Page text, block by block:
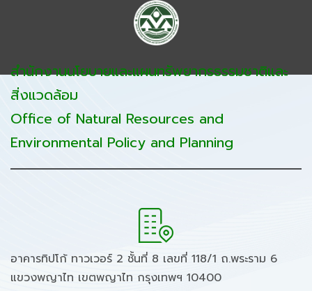
สำนักงานนโยบายและแผนทรัพยากรธรรมชาติและ
สิ่งแวดล้อม
Office of Natural Resources and
Environmental Policy and Planning
อาคารทิปโก้ ทาวเวอร์ 2 ชั้นที่ 8 เลขที่ 118/1 ถ.พระราม 6
แขวงพญาไท เขตพญาไท กรุงเทพฯ 10400